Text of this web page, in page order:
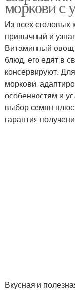
моркови с
Из всех столовых
привычный и
Витаминный овощ
блюд, его едят в
консервируют.
моркови,
особенностям и
выбор семян плюс
гарантия
Вкусная и